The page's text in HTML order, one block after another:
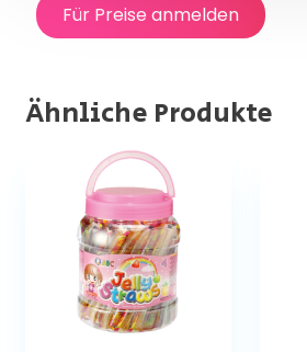
Für Preise anmelden
Ähnliche Produkte